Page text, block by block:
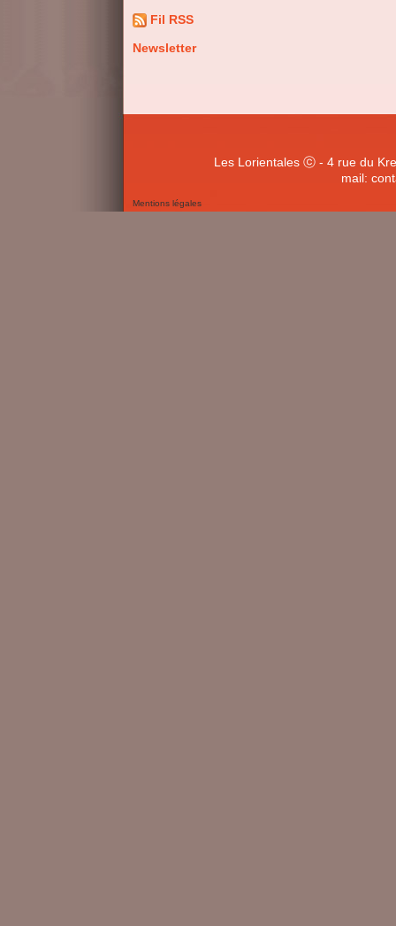
Fil RSS
Newsletter
Les Lorientales ⓒ - 4 rue du
mail:
Mentions légales